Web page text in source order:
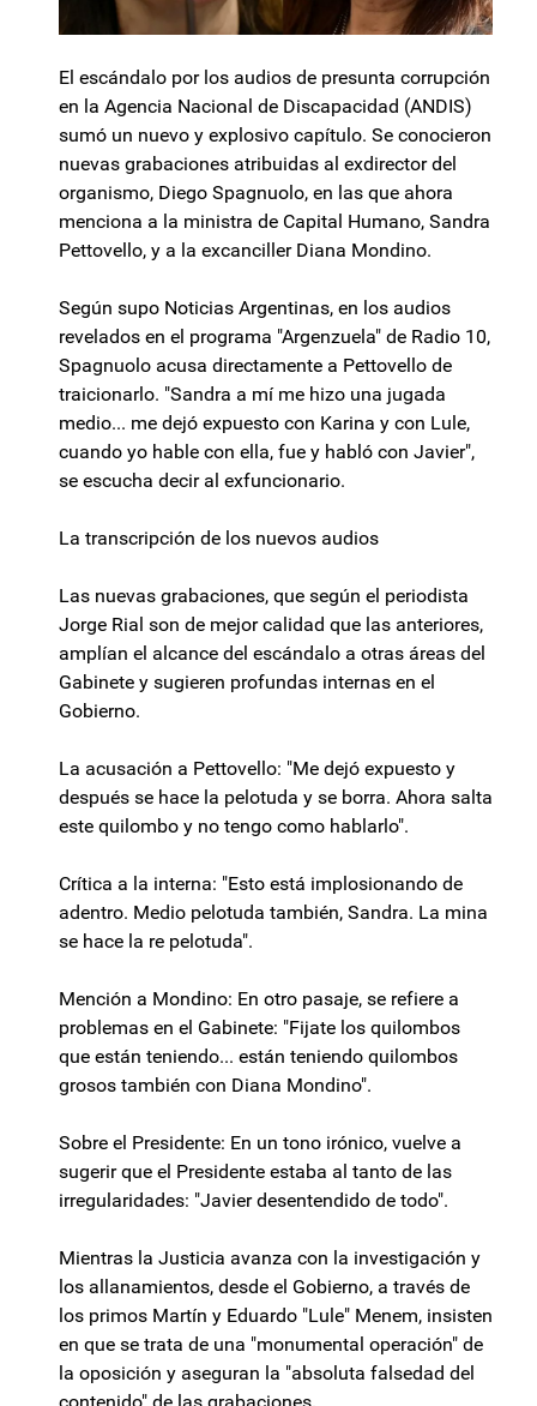
El escándalo por los audios de presunta corrupción
en la Agencia Nacional de Discapacidad (ANDIS)
sumó un nuevo y explosivo capítulo. Se conocieron
nuevas grabaciones atribuidas al exdirector del
organismo, Diego Spagnuolo, en las que ahora
menciona a la ministra de Capital Humano, Sandra
Pettovello, y a la excanciller Diana Mondino.
Según supo Noticias Argentinas, en los audios
revelados en el programa "Argenzuela" de Radio 10,
Spagnuolo acusa directamente a Pettovello de
traicionarlo. "Sandra a mí me hizo una jugada
medio... me dejó expuesto con Karina y con Lule,
cuando yo hable con ella, fue y habló con Javier",
se escucha decir al exfuncionario.
La transcripción de los nuevos audios
Las nuevas grabaciones, que según el periodista
Jorge Rial son de mejor calidad que las anteriores,
amplían el alcance del escándalo a otras áreas del
Gabinete y sugieren profundas internas en el
Gobierno.
La acusación a Pettovello: "Me dejó expuesto y
después se hace la pelotuda y se borra. Ahora salta
este quilombo y no tengo como hablarlo".
Crítica a la interna: "Esto está implosionando de
adentro. Medio pelotuda también, Sandra. La mina
se hace la re pelotuda".
Mención a Mondino: En otro pasaje, se refiere a
problemas en el Gabinete: "Fijate los quilombos
que están teniendo... están teniendo quilombos
grosos también con Diana Mondino".
Sobre el Presidente: En un tono irónico, vuelve a
sugerir que el Presidente estaba al tanto de las
irregularidades: "Javier desentendido de todo".
Mientras la Justicia avanza con la investigación y
los allanamientos, desde el Gobierno, a través de
los primos Martín y Eduardo "Lule" Menem, insisten
en que se trata de una "monumental operación" de
la oposición y aseguran la "absoluta falsedad del